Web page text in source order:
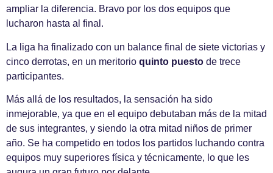
ampliar la diferencia. Bravo por los dos equipos que
lucharon hasta al final.
La liga ha finalizado con un balance final de siete victorias y
cinco derrotas, en un meritorio quinto puesto de trece
participantes.
Más allá de los resultados, la sensación ha sido
inmejorable, ya que en el equipo debutaban más de la mitad
de sus integrantes, y siendo la otra mitad niños de primer
año. Se ha competido en todos los partidos luchando contra
equipos muy superiores física y técnicamente, lo que les